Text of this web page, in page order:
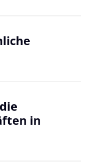
führen – nicht
erkennst du, ob
wirken.
in